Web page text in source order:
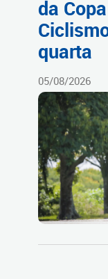
da
quarta
05/08/2026